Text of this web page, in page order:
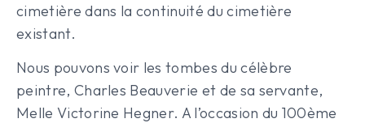
cimetière dans la continuité du cimetière
existant.
Nous pouvons voir les tombes du célèbre
peintre, Charles Beauverie et de sa servante,
Melle Victorine Hegner. A l’occasion du 100ème